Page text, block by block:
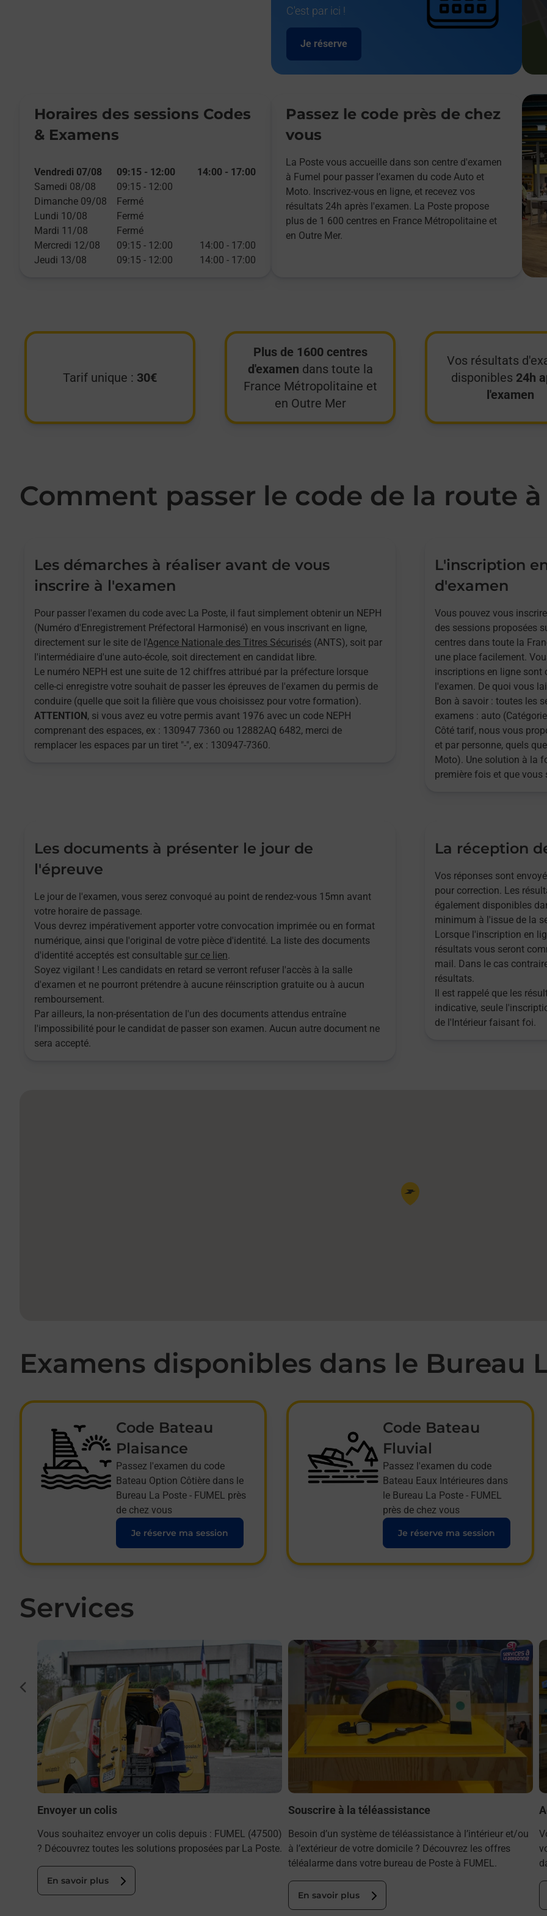
C'est par ici !
Je réserve
Horaires des sessions Codes
& Examens
Vendredi 07/08 09:15 - 12:00 14:00 - 17:00
Samedi 08/08
09:15 - 12:00
Dimanche 09/08
Fermé
Lundi 10/08
Fermé
Mardi 11/08
Fermé
Mercredi 12/08
09:15 - 12:00 14:00 - 17:00
Jeudi 13/08
09:15 - 12:00 14:00 - 17:00
Passez le code près de chez
vous
La Poste vous accueille dans son centre d'examen
à Fumel pour passer l’examen du code Auto et
Moto. Inscrivez-vous en ligne, et recevez vos
résultats 24h après l'examen. La Poste propose
plus de 1 600 centres en France Métropolitaine et
en Outre Mer.
Tarif unique : 30€
Plus de 1600 centres
d'examen dans toute la
France Métropolitaine et
en Outre Mer
Vos résultats
disponibles 24h
l'examen
Comment passer le code de la route
Les démarches à réaliser avant de vous
inscrire à l'examen
Pour passer l'examen du code avec La Poste, il faut simplement obtenir un NEPH
(Numéro d'Enregistrement Préfectoral Harmonisé) en vous inscrivant en ligne,
directement sur le site de l'Agence Nationale des Titres Sécurisés (ANTS), soit par
l'intermédiaire d'une auto-école, soit directement en candidat libre.
Le numéro NEPH est une suite de 12 chiffres attribué par la préfecture lorsque
celle-ci enregistre votre souhait de passer les épreuves de l'examen du permis de
conduire (quelle que soit la filière que vous choisissez pour votre formation).
ATTENTION, si vous avez eu votre permis avant 1976 avec un code NEPH
comprenant des espaces, ex : 130947 7360 ou 12882AQ 6482, merci de
remplacer les espaces par un tiret "-", ex : 130947-7360.
L'inscription
d'examen
Vous pouvez vous
des sessions proposées
centres dans toute la
une place facilement.
inscriptions en ligne sont
l'examen. De quoi vous
Bon à savoir : toutes les
examens : auto
Côté tarif, nous vous
et par personne, quels
Moto). Une solution à la
première fois et que vous
Les documents à présenter le jour de
l'épreuve
Le jour de l'examen, vous serez convoqué au point de rendez-vous 15mn avant
votre horaire de passage.
Vous devrez impérativement apporter votre convocation imprimée ou en format
numérique, ainsi que l'original de votre pièce d'identité. La liste des documents
d'identité acceptés est consultable sur ce lien.
Soyez vigilant ! Les candidats en retard se verront refuser l'accès à la salle
d'examen et ne pourront prétendre à aucune réinscription gratuite ou à aucun
remboursement.
Par ailleurs, la non-présentation de l'un des documents attendus entraîne
l'impossibilité pour le candidat de passer son examen. Aucun autre document ne
sera accepté.
La réception
Vos réponses sont
pour correction. Les
également disponibles
minimum à l'issue de la
Lorsque l'inscription en
résultats vous seront
mail. Dans le cas
résultats.
Il est rappelé que les
indicative, seule
de l'Intérieur faisant foi.
Pin de la carte
Examens disponibles dans le Bureau
Code Bateau
Plaisance
Passez l'examen du code
Bateau Option Côtière dans le
Bureau La Poste - FUMEL près
de chez vous
Je réserve ma session
Code Bateau
Fluvial
Passez l'examen du code
Bateau Eaux Intérieures dans
le Bureau La Poste - FUMEL
près de chez vous
Je réserve ma session
Services
Envoyer un colis
Vous souhaitez envoyer un colis depuis : FUMEL (47500)
? Découvrez toutes les solutions proposées par La Poste.
En savoir plus
En savoir plus
Souscrire à la téléassistance
Besoin d’un système de téléassistance à l’intérieur et/ou
à l’extérieur de votre domicile ? Découvrez les offres
téléalarme dans votre bureau de Poste à FUMEL.
En savoir plus